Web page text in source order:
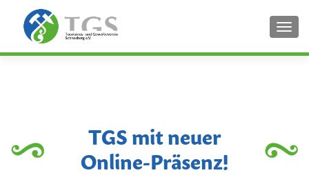
TGS mit neuer
Online-Präsenz!